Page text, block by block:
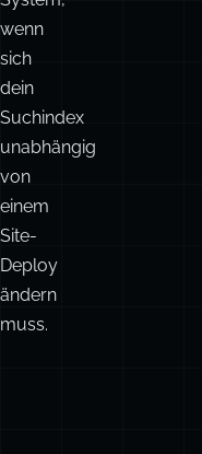
wenn
sich
dein
Suchindex
unabhängig
von
einem
Site-
Deploy
ändern
muss.